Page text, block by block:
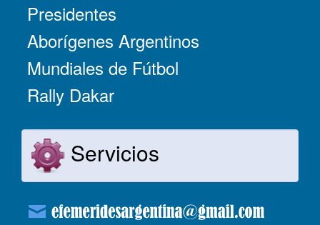
Presidentes
Aborígenes Argentinos
Mundiales de Fútbol
Rally Dakar
Servicios